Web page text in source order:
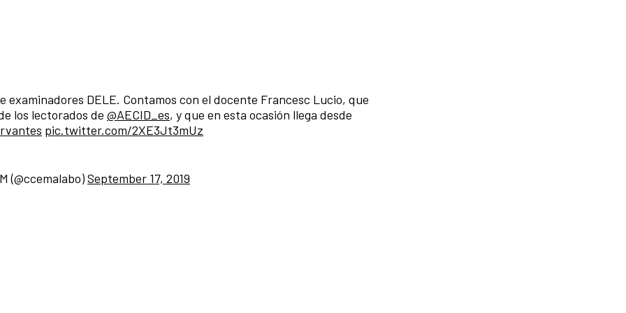
examinadores DELE. Contamos con el docente Francesc Lucio, que
los lectorados de @AECID_es, y que en esta ocasión llega desde
pic.twitter.com/2XE3Jt3mUz
(@ccemalabo)September 17, 2019